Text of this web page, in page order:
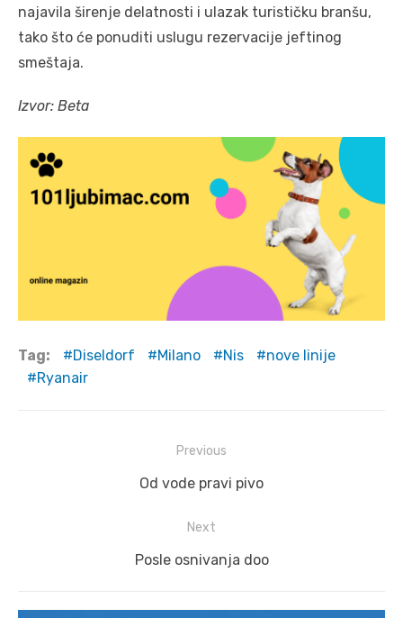
najavila širenje delatnosti i ulazak turističku branšu,
tako što će ponuditi uslugu rezervacije jeftinog
smeštaja.
Izvor: Beta
Tag: Diseldorf Milano Nis
nove linije
Ryanair
Previous
Previous
Od vode pravi pivo
Next
Next
Posle osnivanja doo